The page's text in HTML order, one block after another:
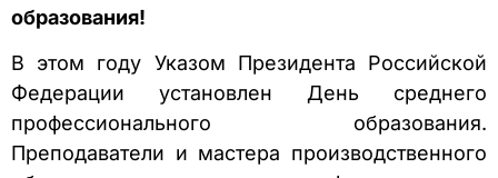
образования!
В этом году Указом Президента Российской
Федерации установлен День среднего
профессионального образования.
Преподаватели и мастера производственного